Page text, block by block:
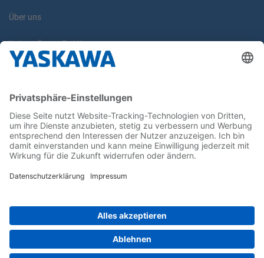
Über uns
Yaskawa Europe GmbH
Karriere
Newsletter
Follow us on...